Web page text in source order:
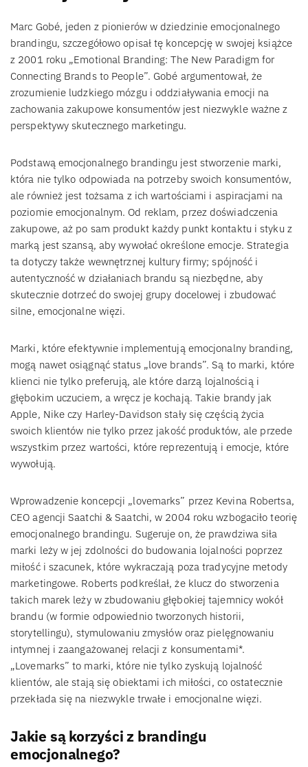
Marc Gobé, jeden z pionierów w dziedzinie emocjonalnego
brandingu, szczegółowo opisał tę koncepcję w swojej książce
z 2001 roku „Emotional Branding: The New Paradigm for
Connecting Brands to People”. Gobé argumentował, że
zrozumienie ludzkiego mózgu i oddziaływania emocji na
zachowania zakupowe konsumentów jest niezwykle ważne z
perspektywy skutecznego marketingu.
Podstawą emocjonalnego brandingu jest stworzenie marki,
która nie tylko odpowiada na potrzeby swoich konsumentów,
ale również jest tożsama z ich wartościami i aspiracjami na
poziomie emocjonalnym. Od reklam, przez doświadczenia
zakupowe, aż po sam produkt każdy punkt kontaktu i styku z
marką jest szansą, aby wywołać określone emocje. Strategia
ta dotyczy także wewnętrznej kultury firmy; spójność i
autentyczność w działaniach brandu są niezbędne, aby
skutecznie dotrzeć do swojej grupy docelowej i zbudować
silne, emocjonalne więzi.
Marki, które efektywnie implementują emocjonalny branding,
mogą nawet osiągnąć status „love brands”. Są to marki, które
klienci nie tylko preferują, ale które darzą lojalnością i
głębokim uczuciem, a wręcz je kochają. Takie brandy jak
Apple, Nike czy Harley-Davidson stały się częścią życia
swoich klientów nie tylko przez jakość produktów, ale przede
wszystkim przez wartości, które reprezentują i emocje, które
wywołują.
Wprowadzenie koncepcji „lovemarks” przez Kevina Robertsa,
CEO agencji Saatchi & Saatchi, w 2004 roku wzbogaciło teorię
emocjonalnego brandingu. Sugeruje on, że prawdziwa siła
marki leży w jej zdolności do budowania lojalności poprzez
miłość i szacunek, które wykraczają poza tradycyjne metody
marketingowe. Roberts podkreślał, że klucz do stworzenia
takich marek leży w zbudowaniu głębokiej tajemnicy wokół
brandu (w formie odpowiednio tworzonych historii,
storytellingu), stymulowaniu zmysłów oraz pielęgnowaniu
intymnej i zaangażowanej relacji z konsumentami*.
„Lovemarks” to marki, które nie tylko zyskują lojalność
klientów, ale stają się obiektami ich miłości, co ostatecznie
przekłada się na niezwykle trwałe i emocjonalne więzi.
Jakie są korzyści z brandingu
emocjonalnego?